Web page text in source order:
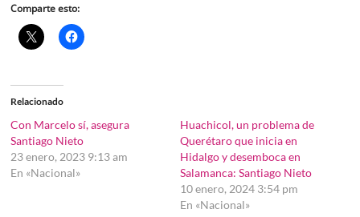
Comparte esto:
Relacionado
Con Marcelo sí, asegura
Santiago Nieto
23 enero, 2023 9:13 am
En «Nacional»
Huachicol, un problema de
Querétaro que inicia en
Hidalgo y desemboca en
Salamanca: Santiago Nieto
10 enero, 2024 3:54 pm
En «Nacional»